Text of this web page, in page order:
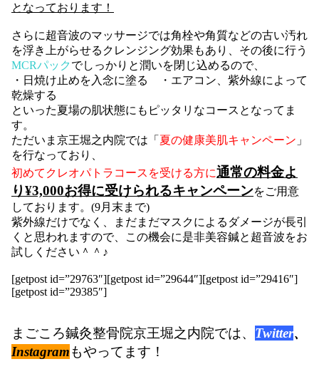
となっております！
さらに超音波のマッサージでは角栓や角質などの古い汚れ
を浮き上がらせるクレンジング効果もあり、その後に行う
MCRパック でしっかりと潤いを閉じ込めるので、
・日焼け止めを入念に塗る ・エアコン、紫外線によって
乾燥する
といった夏場の肌状態にもピッタリなコースとなってま
す。
ただいま京王堀之内院では「 夏の健康美肌キャンペーン 」
を行なっており、
初めてクレオパトラコースを受ける方に通常の料金よ
り¥3,000お得に受けられるキャンペーンをご用意
しております。(9月末まで)
紫外線だけでなく、まだまだマスクによるダメージが長引
くと思われますので、この機会に是非美容鍼と超音波をお
試しください＾＾♪
[getpost id=”29763″][getpost id=”29644″][getpost id=”29416″]
[getpost id=”29385″]
まごころ鍼灸整骨院京王堀之内院では、 Twitter、
Instagramもやってます！